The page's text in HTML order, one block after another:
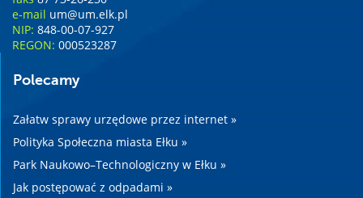
e-mail um@um.elk.pl
NIP: 848-00-07-927
REGON: 000523287
Polecamy
Załatw sprawy urzędowe przez internet »
Polityka Społeczna miasta Ełku »
Park Naukowo–Technologiczny w Ełku »
Jak postępować z odpadami »